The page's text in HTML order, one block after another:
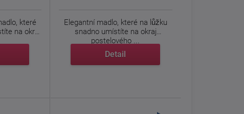
které
na okraj
Elegantní madlo, které na lůžku
snadno umístíte na okraj
postelového ...
Detail